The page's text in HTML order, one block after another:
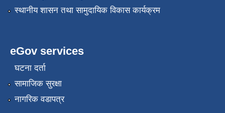
स्थानीय शासन तथा सामुदायिक विकास कार्यक्रम
eGov services
घटना दर्ता
सामाजिक सुरक्षा
नागरिक वडापत्र